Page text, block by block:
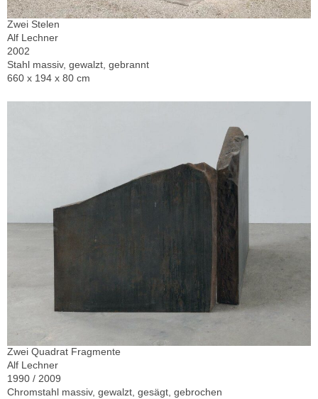
Zwei Stelen
Alf Lechner
2002
Stahl massiv, gewalzt, gebrannt
660 x 194 x 80 cm
Zwei Quadrat Fragmente
Alf Lechner
1990 / 2009
Chromstahl massiv, gewalzt, gesägt, gebrochen